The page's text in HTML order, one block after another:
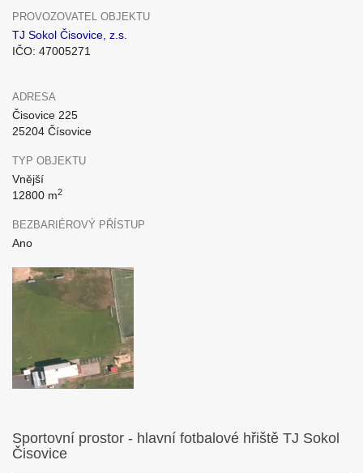
PROVOZOVATEL OBJEKTU
TJ Sokol Čisovice, z.s.
IČO: 47005271
ADRESA
Čisovice 225
25204 Čísovice
TYP OBJEKTU
Vnější
12800 m2
BEZBARIÉROVÝ PŘÍSTUP
Ano
Sportovní prostor - hlavní fotbalové hřiště TJ Sokol
Čisovice